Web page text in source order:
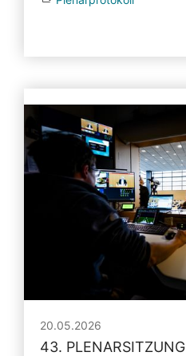
20.05.2026
43. PLENARSITZUNG